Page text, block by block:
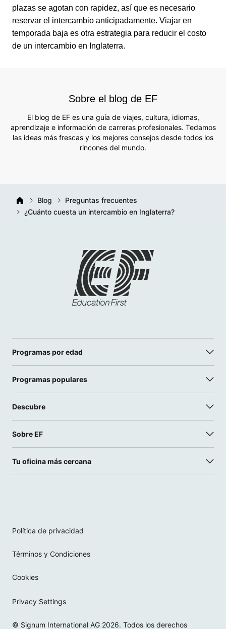
plazas se agotan con rapidez, así que es necesario
reservar el intercambio anticipadamente. Viajar en
temporada baja es otra estrategia para reducir el costo
de un intercambio en Inglaterra.
Sobre el blog de EF
El blog de EF es una guía de viajes, cultura, idiomas,
aprendizaje e información de carreras profesionales. Tedamos
las ideas más frescas y los mejores consejos desde todos los
rincones del mundo.
Blog
Preguntas frecuentes
¿Cuánto cuesta un intercambio en Inglaterra?
Programas por edad
Programas populares
Descubre
Sobre EF
Tu oficina más cercana
Política de privacidad
Términos y Condiciones
Cookies
Privacy Settings
© Signum International AG 2026. Todos los derechos